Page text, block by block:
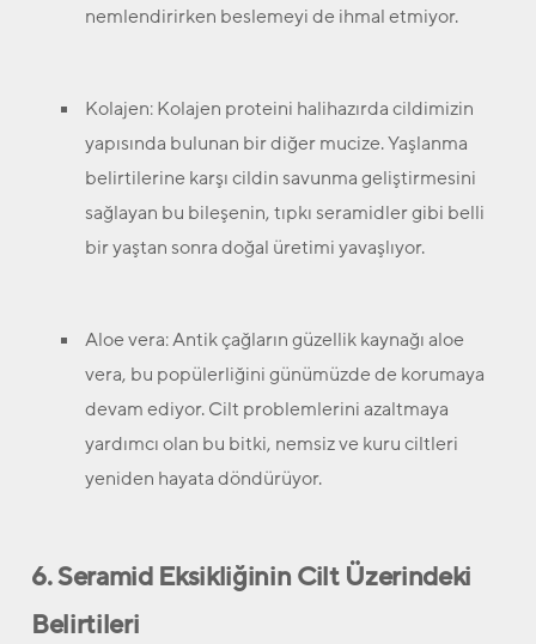
nemlendirirken beslemeyi de ihmal etmiyor.
Kolajen:Kolajen proteini halihazırda cildimizin
yapısında bulunan bir diğer mucize. Yaşlanma
belirtilerine karşı cildin savunma geliştirmesini
sağlayan bu bileşenin, tıpkı seramidler gibi belli
bir yaştan sonra doğal üretimi yavaşlıyor.
Aloe vera:Antik çağların güzellik kaynağı aloe
vera, bu popülerliğini günümüzde de korumaya
devam ediyor. Cilt problemlerini azaltmaya
yardımcı olan bu bitki, nemsiz ve kuru ciltleri
yeniden hayata döndürüyor.
6. Seramid Eksikliğinin Cilt Üzerindeki
Belirtileri